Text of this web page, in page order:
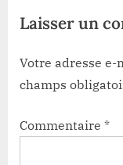
Laisser un
Votre adresse e-
champs
Commentaire *